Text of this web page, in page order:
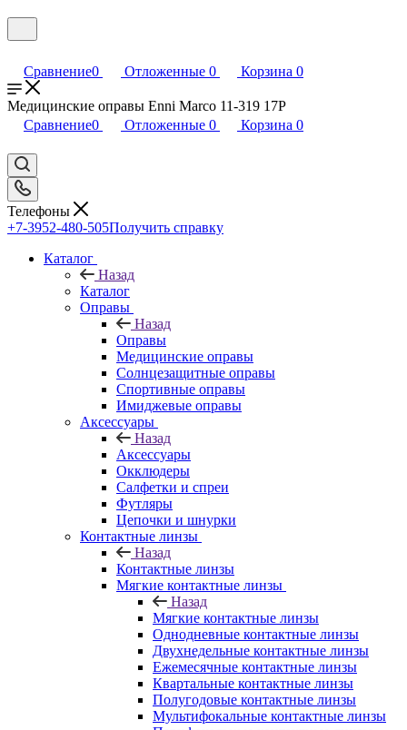
Сравнение0 Отложенные 0 Корзина 0
Медицинские оправы Enni Marco 11-319 17P
Сравнение0 Отложенные 0 Корзина 0
Телефоны
+7-3952-480-505Получить справку
Каталог
Назад
Каталог
Оправы
Назад
Оправы
Медицинские оправы
Солнцезащитные оправы
Спортивные оправы
Имиджевые оправы
Аксессуары
Назад
Аксессуары
Окклюдеры
Салфетки и спреи
Футляры
Цепочки и шнурки
Контактные линзы
Назад
Контактные линзы
Мягкие контактные линзы
Назад
Мягкие контактные линзы
Однодневные контактные линзы
Двухнедельные контактные линзы
Ежемесячные контактные линзы
Квартальные контактные линзы
Полугодовые контактные линзы
Мультифокальные контактные линзы